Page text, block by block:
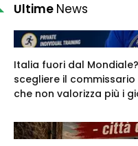
Ultime News
Italia fuori dal
scegliere il
che non valorizza più i